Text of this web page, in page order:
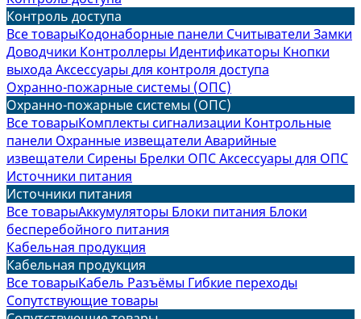
Контроль доступа
Все товарыКодонаборные панели Считыватели Замки
Доводчики Контроллеры Идентификаторы Кнопки
выхода Аксессуары для контроля доступа
Охранно-пожарные системы (ОПС)
Охранно-пожарные системы (ОПС)
Все товарыКомплекты сигнализации Контрольные
панели Охранные извещатели Аварийные
извещатели Сирены Брелки ОПСАксессуары для ОПС
Источники питания
Источники питания
Все товарыАккумуляторы Блоки питания Блоки
бесперебойного питания
Кабельная продукция
Кабельная продукция
Все товарыКабель Разъёмы Гибкие переходы
Сопутствующие товары